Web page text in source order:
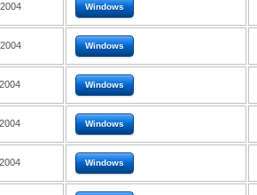
Windows
Windows
Windows
Windows
Windows